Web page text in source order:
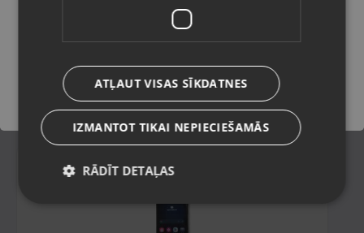
Kandava, Tirgus laukums 1
Stāvoklis Ilgstoši lietots (Garantija 14 dienas)
90.00
4.09€/mēn.
Saglabāt
ATĻAUT VISAS SĪKDATNES
IZMANTOT TIKAI NEPIECIEŠAMĀS
RĀDĪT DETAĻAS